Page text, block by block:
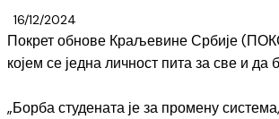
16/12/2024
Покрет обнове Краљевине Србије
којем се једна личност пита за све и
„Борба студената је за промену